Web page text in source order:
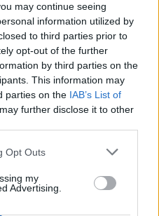
may continue seeing
information utilized by
to third parties prior to
opt-out of the further
by third parties on the
This information may
parties on the IAB’s List of
further disclose it to other
Opt Outs
my
Advertising.